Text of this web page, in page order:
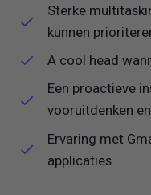
Sterke
kunnen
A cool head
Een proactieve
vooruitdenken
Ervaring met
applicaties.